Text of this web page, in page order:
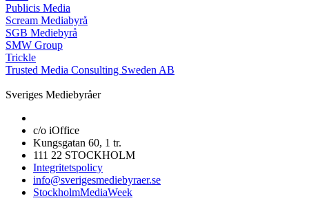
Publicis Media
Scream Mediabyrå
SGB Mediebyrå
SMW Group
Trickle
Trusted Media Consulting Sweden AB
Sveriges Mediebyråer
c/o iOffice
Kungsgatan 60, 1 tr.
111 22 STOCKHOLM
Integritetspolicy
info@sverigesmediebyraer.se
StockholmMediaWeek